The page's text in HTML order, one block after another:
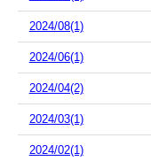
2024/08(1)
2024/06(1)
2024/04(2)
2024/03(1)
2024/02(1)